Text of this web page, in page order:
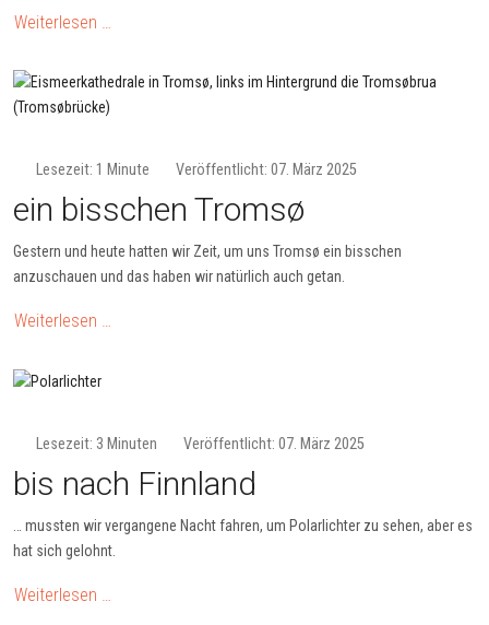
Weiterlesen …
Lesezeit: 1 Minute Veröffentlicht: 07. März 2025
ein bisschen Tromsø
Gestern und heute hatten wir Zeit, um uns Tromsø ein bisschen
anzuschauen und das haben wir natürlich auch getan.
Weiterlesen …
Lesezeit: 3 Minuten Veröffentlicht: 07. März 2025
bis nach Finnland
… mussten wir vergangene Nacht fahren, um Polarlichter zu sehen, aber es
hat sich gelohnt.
Weiterlesen …